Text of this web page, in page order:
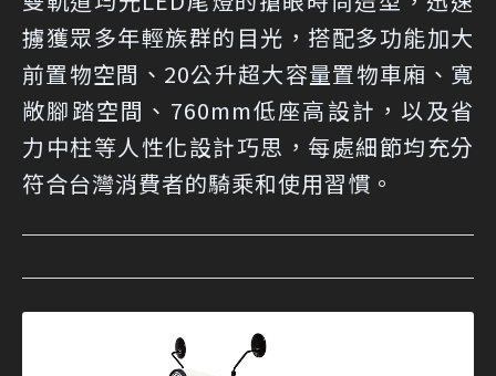
擄獲眾多年輕族群的目光，搭配多功能加大
前置物空間、20公升超大容量置物車廂、寬
敞腳踏空間、760mm低座高設計，以及省
力中柱等人性化設計巧思，每處細節均充分
符合台灣消費者的騎乘和使用習慣。